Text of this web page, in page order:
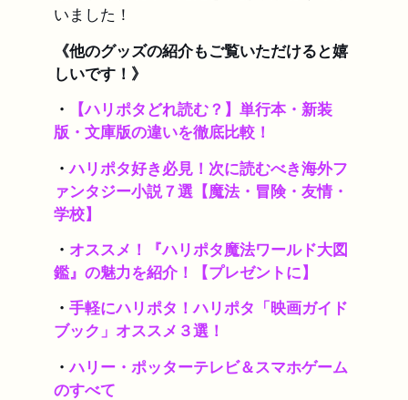
いました！
《他のグッズの紹介もご覧いただけると嬉
しいです！》
・
【ハリポタどれ読む？】単行本・新装
版・文庫版の違いを徹底比較！
・ハリポタ好き必見！次に読むべき海外フ
ァンタジー小説７選【魔法・冒険・友情・
学校】
・ オススメ！『ハリポタ魔法ワールド大図
鑑』の魅力を紹介！【プレゼントに】
・ 手軽にハリポタ！ハリポタ「映画ガイド
ブック」オススメ３選！
・ハリー・ポッターテレビ＆スマホゲーム
のすべて